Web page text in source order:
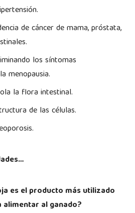
de cáncer de mama, próstata,
los síntomas
menopausia.
la flora intestinal.
de las células.
es el producto más utilizado
alimentar al ganado?